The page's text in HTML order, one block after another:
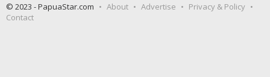
© 2023 - PapuaStar.com About Advertise
Privacy & Policy
Contact